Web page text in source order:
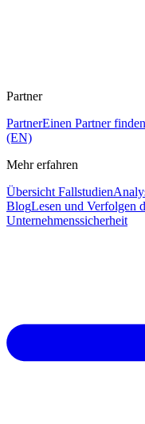
Partner
PartnerEinen Partner finden
(EN)
Mehr erfahren
Übersicht Fallstudien
BlogLesen und Verfolgen
Unternehmenssicherheit